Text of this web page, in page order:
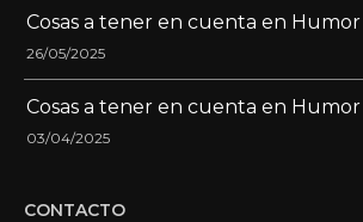
Cosas a tener en cuenta en
26/05/2025
Cosas a tener en cuenta en
03/04/2025
CONTACTO